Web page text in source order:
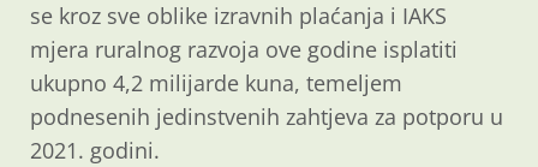
se kroz sve oblike izravnih plaćanja i IAKS
mjera ruralnog razvoja ove godine isplatiti
ukupno 4,2 milijarde kuna, temeljem
podnesenih jedinstvenih zahtjeva za potporu u
2021. godini.